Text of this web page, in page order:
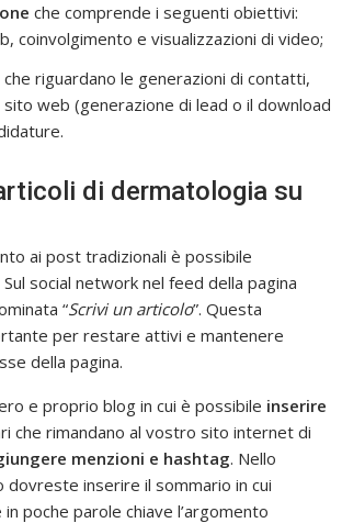
che comprende i seguenti obiettivi:
coinvolgimento e visualizzazioni di video;
che riguardano le generazioni di contatti,
web (generazione di lead o il download
di dermatologia su
ai post tradizionali è possibile
social network nel feed della pagina
“Scrivi un articolo”. Questa
per restare attivi e mantenere
della pagina.
e proprio blog in cui è possibile inserire
che rimandano al vostro sito internet di
menzioni e hashtag. Nello
dovreste inserire il sommario in cui
poche parole chiave l’argomento